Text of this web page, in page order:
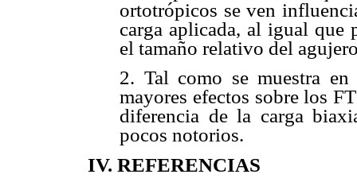
ortotrópicos se ven
carga aplicada, al igual que
el tamaño relativo del
2. Tal como se muestra
mayores efectos sobre los
diferencia de la carga
pocos notorios.
IV. REFERENCIAS